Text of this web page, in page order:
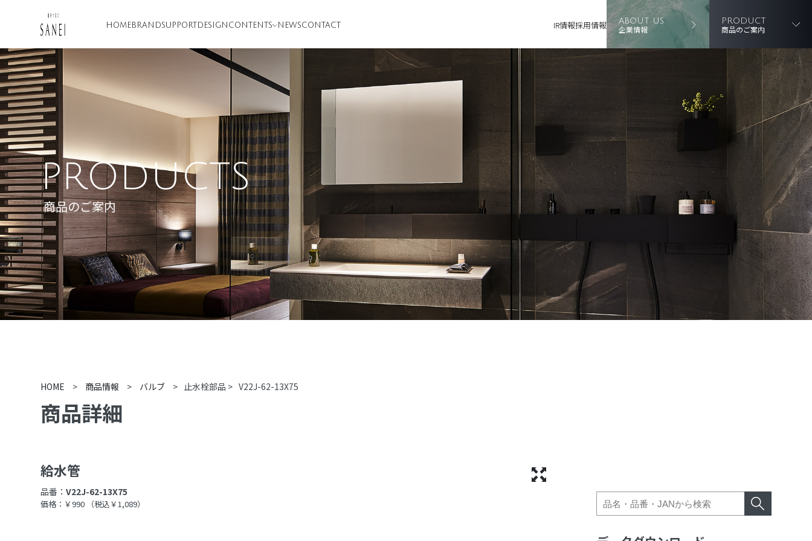
HOME BRANDSUPPORT DESIGN CONTENTS NEWSCONTACT IR情報採用情報 ABOUT US
企業情報
PRODUCT
商品のご案内
PRODUCTS
商品のご案内
HOME > 商品情報 > バルブ > 止水栓部品 > V22J-62-13X75
商品詳細
給水管
品番：V22J-62-13X75
価格：￥990 （税込￥1,089）